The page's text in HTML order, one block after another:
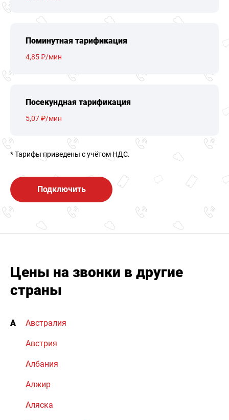
Поминутная тарификация
4,85 ₽/мин
Посекундная тарификация
5,07 ₽/мин
* Тарифы приведены c учётом НДС.
Подключить
Цены на звонки в другие
страны
А Австралия
Австрия
Албания
Алжир
Аляска